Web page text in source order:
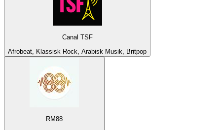
Canal TSF
Afrobeat, Klassisk Rock, Arabisk Musik, Britpop
RM88